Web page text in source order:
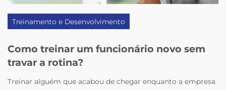
Treinamento e Desenvolvimento
Como treinar um funcionário novo sem
travar a rotina?
Treinar alguém que acabou de chegar enquanto a empresa